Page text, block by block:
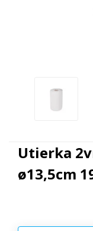
Utierka
ø13,5cm